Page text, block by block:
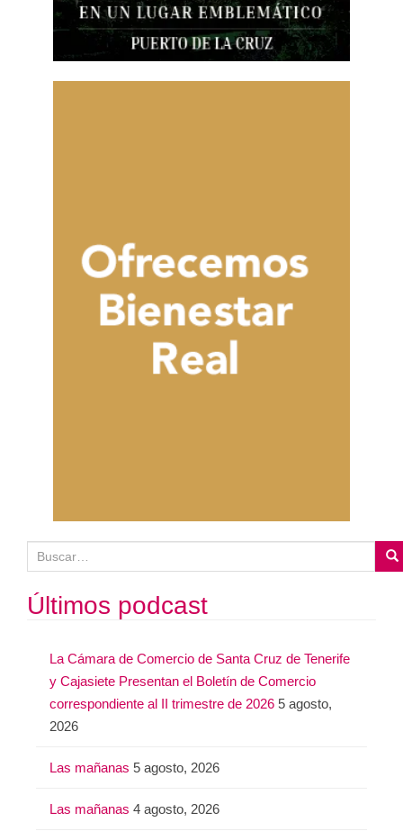
u
s
c
Últimos podcast
La Cámara de Comercio de Santa Cruz de Tenerife
y Cajasiete Presentan el Boletín de Comercio
correspondiente al II trimestre de 2026 5 agosto,
2026
Las mañanas 5 agosto, 2026
Las mañanas 4 agosto, 2026